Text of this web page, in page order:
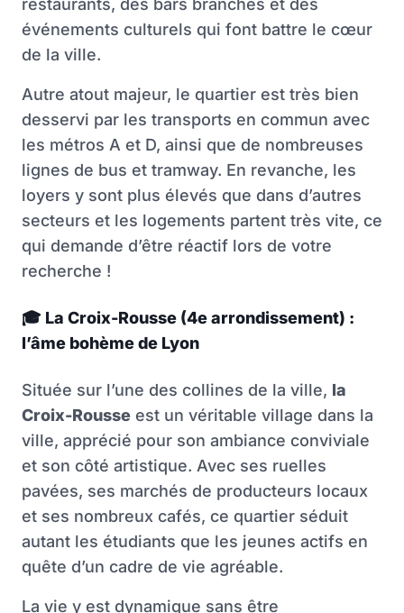
restaurants, des bars branchés et des
événements culturels qui font battre le cœur
de la ville.
Autre atout majeur, le quartier est très bien
desservi par les transports en commun avec
les métros A et D, ainsi que de nombreuses
lignes de bus et tramway. En revanche, les
loyers y sont plus élevés que dans d’autres
secteurs et les logements partent très vite, ce
qui demande d’être réactif lors de votre
recherche !
🎓 La Croix-Rousse (4e arrondissement) :
l’âme bohème de Lyon
Située sur l’une des collines de la ville, la
Croix-Rousse est un véritable village dans la
ville, apprécié pour son ambiance conviviale
et son côté artistique. Avec ses ruelles
pavées, ses marchés de producteurs locaux
et ses nombreux cafés, ce quartier séduit
autant les étudiants que les jeunes actifs en
quête d’un cadre de vie agréable.
La vie y est dynamique sans être